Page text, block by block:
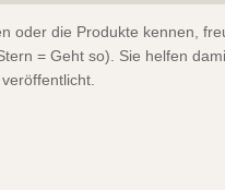
oder die Produkte kennen,
= Geht so). Sie helfen